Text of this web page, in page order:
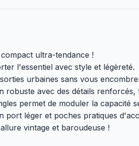
ultra-tendance !
l'essentiel avec style et légèreté.
urbaines sans vous
robuste avec des détails
permet de moduler la capacité
port léger et poches pratiques
vintage et baroudeuse !